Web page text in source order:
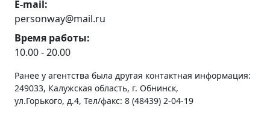
E-mail:
personway@mail.ru
Время работы:
10.00 - 20.00
Ранее у агентства была другая контактная информация:
249033, Калужская область, г. Обнинск,
ул.Горького, д.4, Тел/факс: 8 (48439) 2-04-19